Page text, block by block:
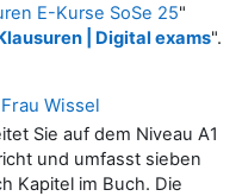
E-Kurse SoSe 25"
| Digital exams".
Wissel
Sie auf dem Niveau A1
und umfasst sieben
Kapitel im Buch. Die